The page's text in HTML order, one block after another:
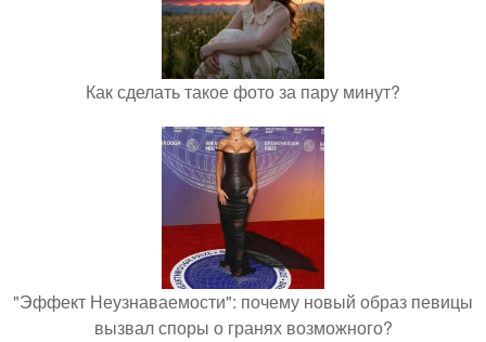
Как сделать такое фото за пару минут?
"Эффект Неузнаваемости": почему новый образ певицы
вызвал споры о гранях возможного?